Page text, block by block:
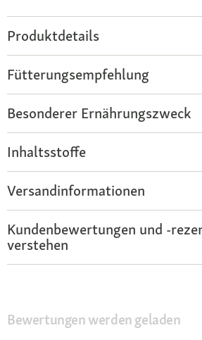
Produktdetails
Fütterungsempfehlung
Besonderer Ernährungszweck
Inhaltsstoffe
Versandinformationen
Kundenbewertungen und -
verstehen
Bewertungen werden geladen